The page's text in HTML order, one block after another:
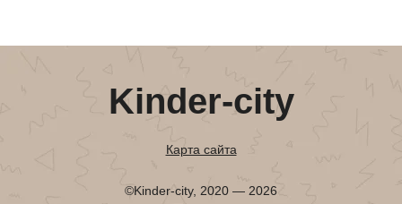
Kinder-city
Карта сайта
©Kinder-city, 2020 — 2026